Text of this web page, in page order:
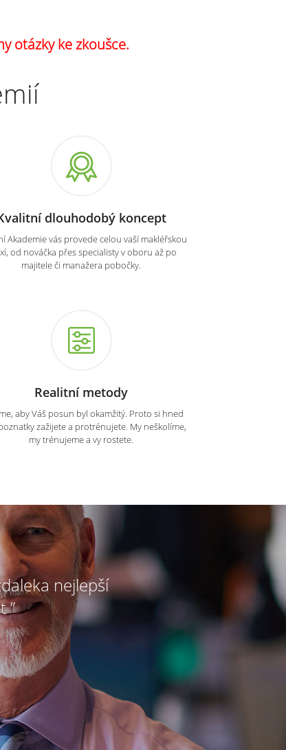
otázky ke zkoušce.
dlouhodobý koncept
Akademie vás provede celou vaší makléřskou
od nováčka přes specialisty v oboru až po
majitele či manažera pobočky.
Realitní metody
aby Váš posun byl okamžitý. Proto si hned
zažijete a protrénujete. My neškolíme,
my trénujeme a vy rostete.
nejlepší
”